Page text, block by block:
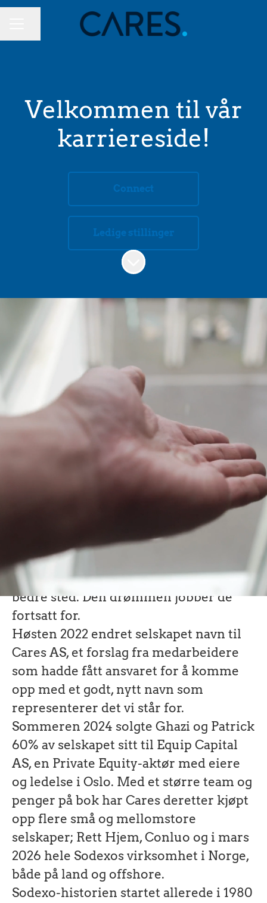
KARRIEREMENY
Velkommen til vår
karriereside!
Connect
Ledige stillinger
Bla til innholdet
VELKOMMEN TIL
CARES AS!
Cares som gruppe er bygget på flere
historier om Facility Service i Norge.
I 2013 ble det lille renholdsfirmaet
Support Service AS etablert av Ghazi
Khder Jezdin og Patrick Solrunarson,
som begge da var kun 18 år. Det eneste
de hadde var en bøtte, en rusten mopp
og en stor visjon. De hadde en drøm om
å øke trivsel på norske arbeidsplasser
og på den måten gjøre Norge til et
bedre sted. Den drømmen jobber de
fortsatt for.
Høsten 2022 endret selskapet navn til
Cares AS, et forslag fra medarbeidere
som hadde fått ansvaret for å komme
opp med et godt, nytt navn som
representerer det vi står for.
Sommeren 2024 solgte Ghazi og Patrick
60% av selskapet sitt til Equip Capital
AS, en Private Equity-aktør med eiere
og ledelse i Oslo. Med et større team og
penger på bok har Cares deretter kjøpt
opp flere små og mellomstore
selskaper; Rett Hjem, Conluo og i mars
2026 hele Sodexos virksomhet i Norge,
både på land og offshore.
Sodexo-historien startet allerede i 1980